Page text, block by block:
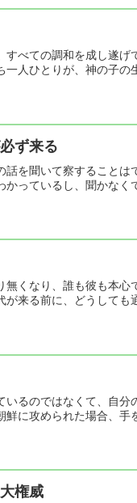
すべての調和を成し遂
人ひとりが、神の子
ず来る
を聞いて察することは
っているし、聞かなく
無くなり、誰も彼も本
来る前に、どうして
いるのではなくて、自
に攻められた場合、
権威